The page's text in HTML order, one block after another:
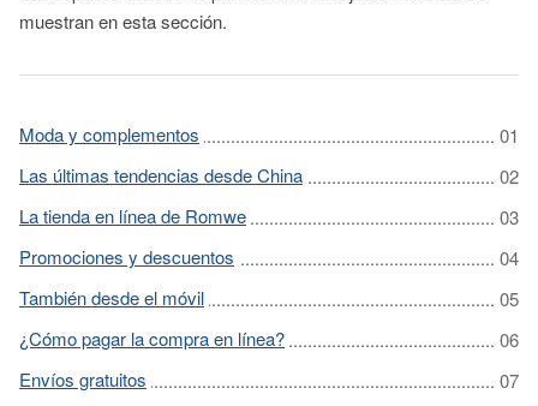
muestran en esta sección.
Moda y complementos
Las últimas tendencias desde China
La tienda en línea de Romwe
Promociones y descuentos
También desde el móvil
¿Cómo pagar la compra en línea?
Envíos gratuitos